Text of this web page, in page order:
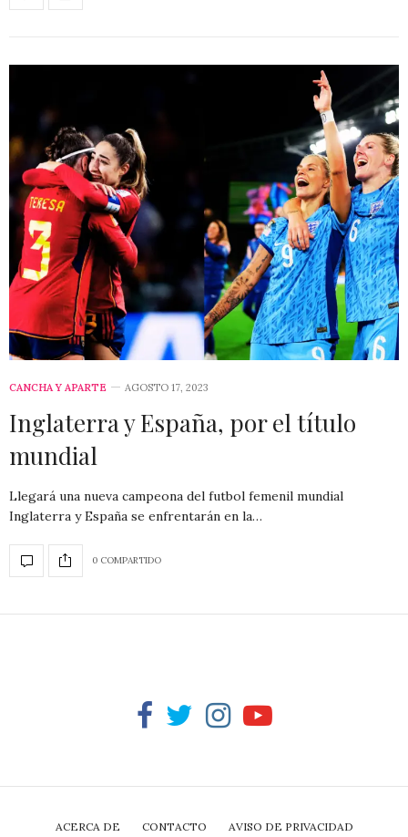
CANCHA Y APARTE AGOSTO 17, 2023
Inglaterra y España, por el título
mundial
Llegará una nueva campeona del futbol femenil mundial
Inglaterra y España se enfrentarán en la…
0 COMPARTIDO
ACERCA DE CONTACTO AVISO DE PRIVACIDAD